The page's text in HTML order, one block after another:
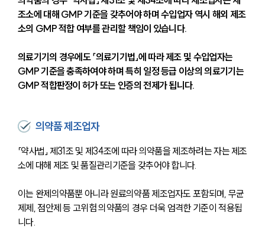
조소에 대해 GMP 기준을 갖추어야 하며 수입업자 역시 해외 제조
소의 GMP 적합 여부를 관리할 책임이 있습니다.
의료기기의 경우에도 「의료기기법」에 따라 제조 및 수입업자는
GMP 기준을 충족하여야 하며 특히 일정 등급 이상의 의료기기는
GMP 적합판정이 허가 또는 인증의 전제가 됩니다.
의약품 제조업자
「약사법」 제31조 및 제34조에 따라 의약품을 제조하려는 자는 제조
소에 대해 제조 및 품질관리기준을 갖추어야 합니다.
이는 완제의약품뿐 아니라 원료의약품 제조업자도 포함되며, 무균
제제, 점안제 등 고위험 의약품의 경우 더욱 엄격한 기준이 적용됩
니다.